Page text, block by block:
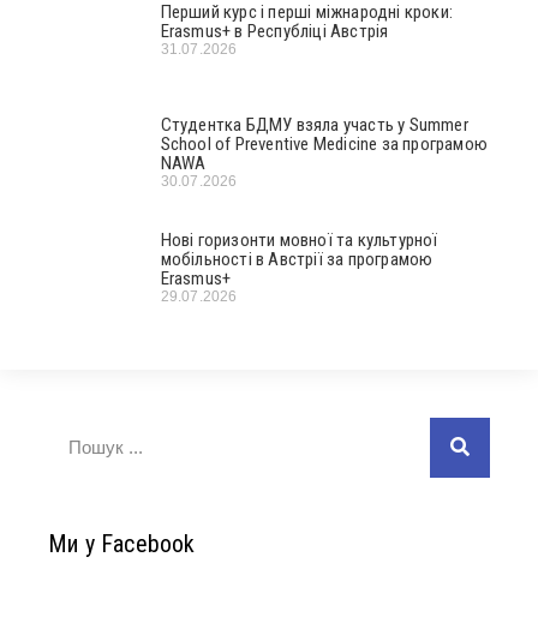
Перший курс і перші міжнародні кроки:
Erasmus+ в Республіці Австрія
31.07.2026
Студентка БДМУ взяла участь у Summer
School of Preventive Medicine за програмою
NAWA
30.07.2026
Нові горизонти мовної та культурної
мобільності в Австрії за програмою
Erasmus+
29.07.2026
Ми у Facebook